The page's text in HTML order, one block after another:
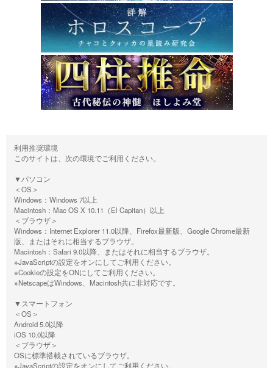
利用推奨環境
このサイトは、次の環境でご利用ください。
▼パソコン
＜OS＞
Windows：Windows 7以上
Macintosh：Mac OS X 10.11（El Capitan）以上
＜ブラウザ＞
Windows：Internet Explorer 11.0以降、Firefox最新版、Google Chrome最新
版、またはそれに相当するブラウザ。
Macintosh：Safari 9.0以降、またはそれに相当するブラウザ。
※JavaScriptの設定をオンにしてご利用ください。
※Cookieの設定をONにしてご利用ください。
※NetscapeはWindows、Macintosh共に非対応です。
▼スマートフォン
＜OS＞
Android 5.0以降
iOS 10.0以降
＜ブラウザ＞
OSに標準搭載されているブラウザ。
※JavaScriptの設定をオンにしてご利用ください。